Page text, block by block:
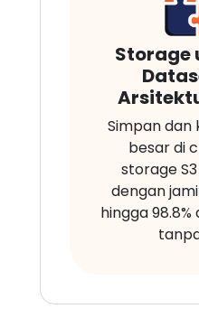
Storage
Simpan dan
besar di
storage
dengan
hingga